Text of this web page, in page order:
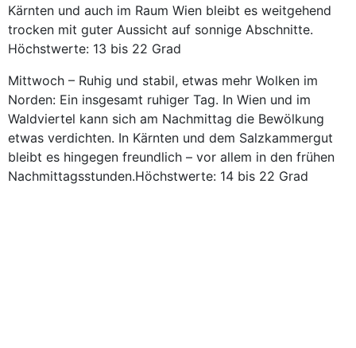
Kärnten und auch im Raum Wien bleibt es weitgehend
trocken mit guter Aussicht auf sonnige Abschnitte.
Höchstwerte: 13 bis 22 Grad
Mittwoch – Ruhig und stabil, etwas mehr Wolken im
Norden: Ein insgesamt ruhiger Tag. In Wien und im
Waldviertel kann sich am Nachmittag die Bewölkung
etwas verdichten. In Kärnten und dem Salzkammergut
bleibt es hingegen freundlich – vor allem in den frühen
Nachmittagsstunden.Höchstwerte: 14 bis 22 Grad